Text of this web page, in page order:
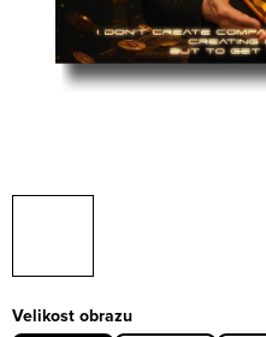
Velikost obrazu